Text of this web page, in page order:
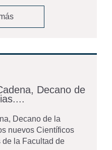
Decano de
Decano de la
nuevos Científicos
la Facultad de